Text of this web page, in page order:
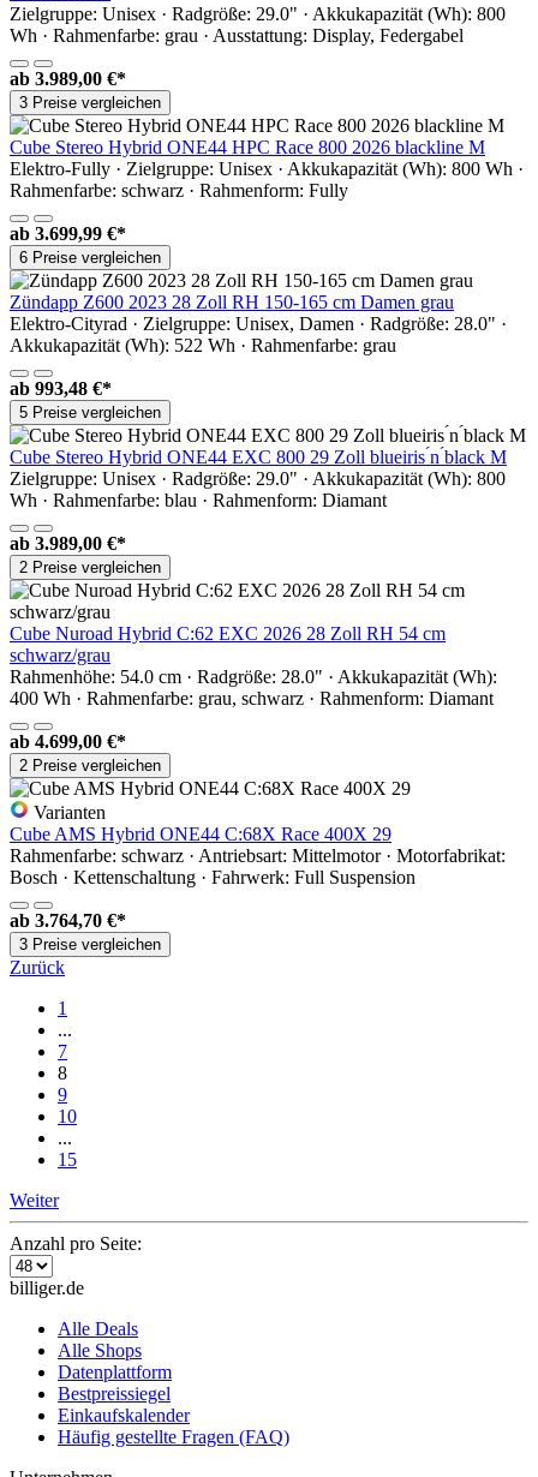
Zielgruppe: Unisex · Radgröße: 29.0" · Akkukapazität (Wh): 800
Wh · Rahmenfarbe: grau · Ausstattung: Display, Federgabel
ab 3.989,00 €*
3 Preise vergleichen
Cube Stereo Hybrid ONE44 HPC Race 800 2026 blackline M
Elektro-Fully · Zielgruppe: Unisex · Akkukapazität (Wh): 800 Wh ·
Rahmenfarbe: schwarz · Rahmenform: Fully
ab 3.699,99 €*
6 Preise vergleichen
Zündapp Z600 2023 28 Zoll RH 150-165 cm Damen grau
Elektro-Cityrad · Zielgruppe: Unisex, Damen · Radgröße: 28.0" ·
Akkukapazität (Wh): 522 Wh · Rahmenfarbe: grau
ab 993,48 €*
5 Preise vergleichen
Cube Stereo Hybrid ONE44 EXC 800 29 Zoll blueiris ́n ́black M
Zielgruppe: Unisex · Radgröße: 29.0" · Akkukapazität (Wh): 800
Wh · Rahmenfarbe: blau · Rahmenform: Diamant
ab 3.989,00 €*
2 Preise vergleichen
Cube Nuroad Hybrid C:62 EXC 2026 28 Zoll RH 54 cm
schwarz/grau
Rahmenhöhe: 54.0 cm · Radgröße: 28.0" · Akkukapazität (Wh):
400 Wh · Rahmenfarbe: grau, schwarz · Rahmenform: Diamant
ab 4.699,00 €*
2 Preise vergleichen
Varianten
Cube AMS Hybrid ONE44 C:68X Race 400X 29
Rahmenfarbe: schwarz · Antriebsart: Mittelmotor · Motorfabrikat:
Bosch · Kettenschaltung · Fahrwerk: Full Suspension
ab 3.764,70 €*
3 Preise vergleichen
Zurück
1
...
7
8
9
10
...
15
Weiter
Anzahl pro Seite:
billiger.de
Alle Deals
Alle Shops
Datenplattform
Bestpreissiegel
Einkaufskalender
Häufig gestellte Fragen (FAQ)